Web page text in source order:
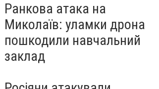
Ранкова атака на
Миколаїв: уламки дрона
пошкодили навчальний
заклад